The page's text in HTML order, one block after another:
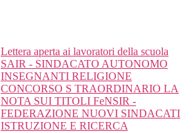
Lettera aperta ai lavoratori della scuola
SAIR - SINDACATO AUTONOMO
INSEGNANTI RELIGIONE
CONCORSO S TRAORDINARIO LA
NOTA SUI TITOLI FeNSIR -
FEDERAZIONE NUOVI SINDACATI
ISTRUZIONE E RICERCA